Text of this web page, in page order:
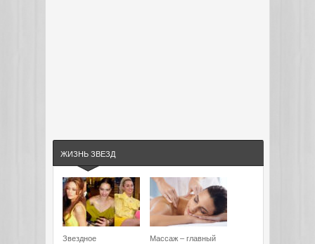
ЖИЗНЬ ЗВЕЗД
Звездное
Массаж – главный